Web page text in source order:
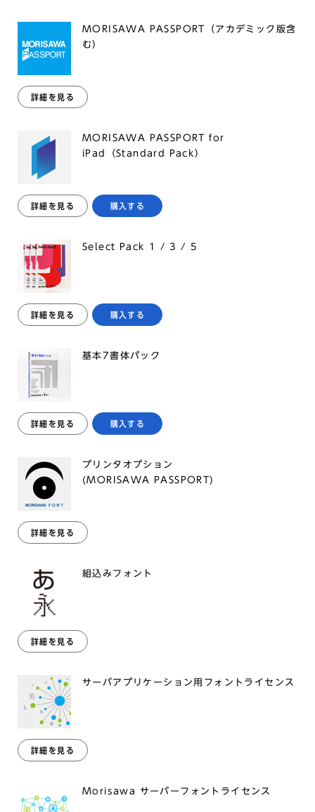
MORISAWA PASSPORT（アカデミック版含
む）
詳細を見る
MORISAWA PASSPORT for
iPad（Standard Pack）
詳細を見る 購入する
Select Pack 1 / 3 / 5
詳細を見る 購入する
基本7書体パック
詳細を見る 購入する
プリンタオプション
(MORISAWA PASSPORT)
詳細を見る
組込みフォント
詳細を見る
サーバアプリケーション用フォントライセンス
詳細を見る
Morisawa サーバーフォントライセンス